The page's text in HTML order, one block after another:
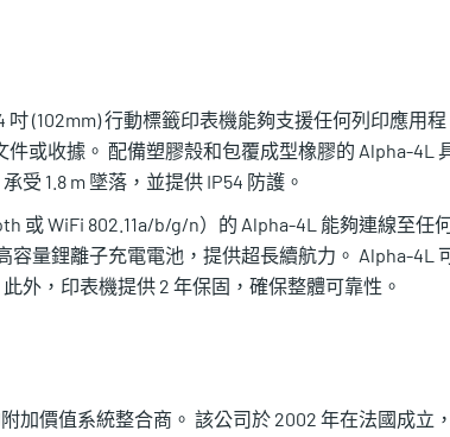
(102mm) 行動標籤印表機能夠支援任何列印應用程
或收據。 配備塑膠殼和包覆成型橡膠的 Alpha-4L
1.8 m 墜落，並提供 IP54 防護。
或 WiFi 802.11a/b/g/n）的 Alpha-4L 能夠連線至任
容量鋰離子充電電池，提供超長續航力。 Alpha-4L
外，印表機提供 2 年保固，確保整體可靠性。
加價值系統整合商。 該公司於 2002 年在法國成立